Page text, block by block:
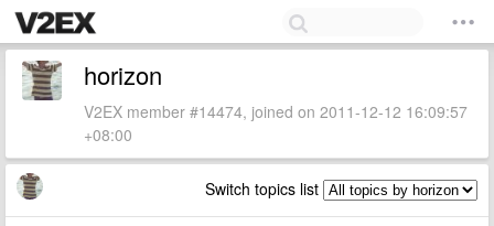
horizon
V2EX member #14474, joined on 2011-12-12 16:09:57
+08:00
Switch topics list